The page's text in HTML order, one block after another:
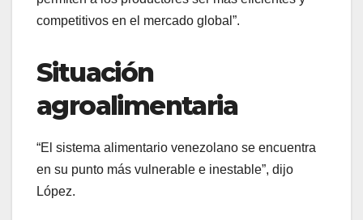
competitivos en el mercado global”.
Situación
agroalimentaria
“El sistema alimentario venezolano se encuentra
en su punto más vulnerable e inestable”, dijo
López.